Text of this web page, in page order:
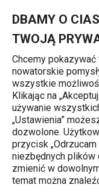
DBAMY O
TWOJĄ
Chcemy
nowatorskie
wszystkie
Klikając na
używanie
„Ustawienia”
dozwolone.
przycisk
niezbędnych plików
zmienić w
temat można
Gotowanie
Naczynia
Bez porządnych
dodatkowo
nie może
zdajemy sobie z